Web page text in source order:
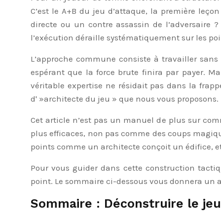
C’est le A+B du jeu d’attaque, la première
directe ou un contre assassin de l’adversaire
l’exécution déraille systématiquement sur les
L’approche commune consiste à travailler
espérant que la force brute finira par payer.
véritable expertise ne résidait pas dans la
d' »architecte du jeu » que nous vous proposons.
Cet article n’est pas un manuel de plus sur
plus efficaces, non pas comme des coups
points comme un architecte conçoit un édifice,
Pour vous guider dans cette construction
point. Le sommaire ci-dessous vous donnera
Sommaire : Déconstruire le